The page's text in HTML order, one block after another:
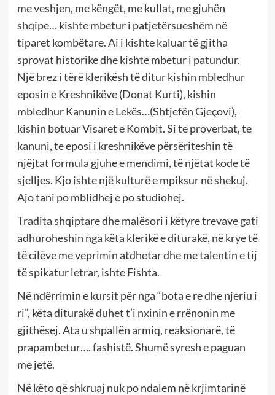
me veshjen, me këngët, me kullat, me gjuhën
shqipe… kishte mbetur i patjetërsueshëm në
tiparet kombëtare. Ai i kishte kaluar të gjitha
sprovat historike dhe kishte mbetur i patundur.
Një brez i tërë klerikësh të ditur kishin mbledhur
eposin e Kreshnikëve (Donat Kurti), kishin
mbledhur Kanunin e Lekës…(Shtjefën Gjeçovi),
kishin botuar Visaret e Kombit. Si te proverbat, te
kanuni, te eposi i kreshnikëve përsëriteshin të
njëjtat formula gjuhe e mendimi, të njëtat kode të
sjelljes. Kjo ishte një kulturë e mpiksur në shekuj.
Ajo tani po mblidhej e po studiohej.
Tradita shqiptare dhe malësori i këtyre trevave gati
adhuroheshin nga këta klerikë e diturakë, në krye të
të cilëve me veprimin atdhetar dhe me talentin e tij
të spikatur letrar, ishte Fishta.
Në ndërrimin e kursit për nga “bota e re dhe njeriu i
ri”, këta diturakë duhet t’i nxinin e rrënonin me
gjithësej. Ata u shpallën armiq, reaksionarë, të
prapambetur…. fashistë. Shumë syresh e paguan
me jetë.
Në këto që shkruaj nuk po ndalem në krjimtarinë